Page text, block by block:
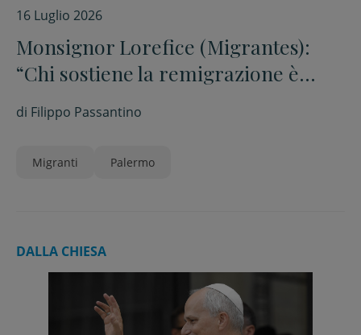
16 Luglio 2026
Monsignor Lorefice (Migrantes):
“Chi sostiene la remigrazione è
fuori dal Vangelo”
di Filippo Passantino
Migranti Palermo
DALLA CHIESA